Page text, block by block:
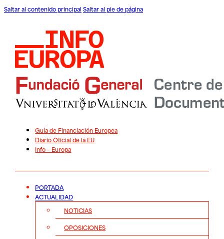
Saltar al contenido principal Saltar al pie de página
Guía de Financiación Europea
Diario Oficial de la EU
Info – Europa
PORTADA
ACTUALIDAD
NOTICIAS
OPOSICIONES